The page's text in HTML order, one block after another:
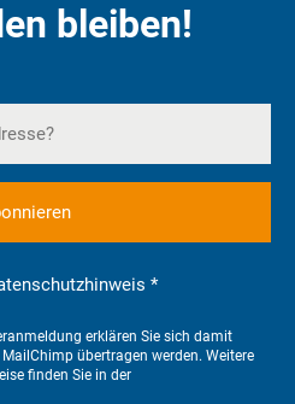
bleiben!
*
erklären Sie sich damit
übertragen werden. Weitere
finden Sie in der